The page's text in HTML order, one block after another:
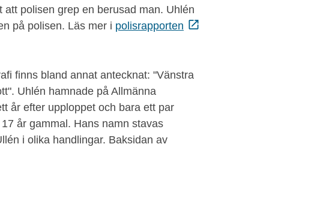
polisen grep en berusad man. Uhlén
på polisen. Läs mer i polisrapporten
finns bland annat antecknat: "Vänstra
Uhlén hamnade på Allmänna
år efter upploppet och bara ett par
år gammal. Hans namn stavas
i olika handlingar. Baksidan av